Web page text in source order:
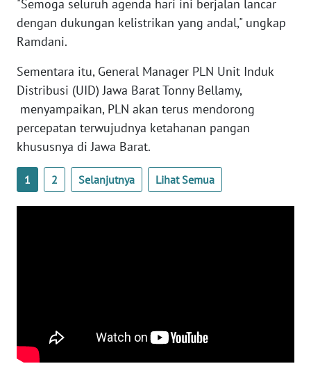
"Semoga seluruh agenda hari ini berjalan lancar
dengan dukungan kelistrikan yang andal," ungkap
Ramdani.
Sementara itu, General Manager PLN Unit Induk
Distribusi (UID) Jawa Barat Tonny Bellamy,
menyampaikan, PLN akan terus mendorong
percepatan terwujudnya ketahanan pangan
khususnya di Jawa Barat.
1 2 Selanjutnya Lihat Semua
WN
NUSANTARA
WN
JATIM
WN
BALI
KALTARA